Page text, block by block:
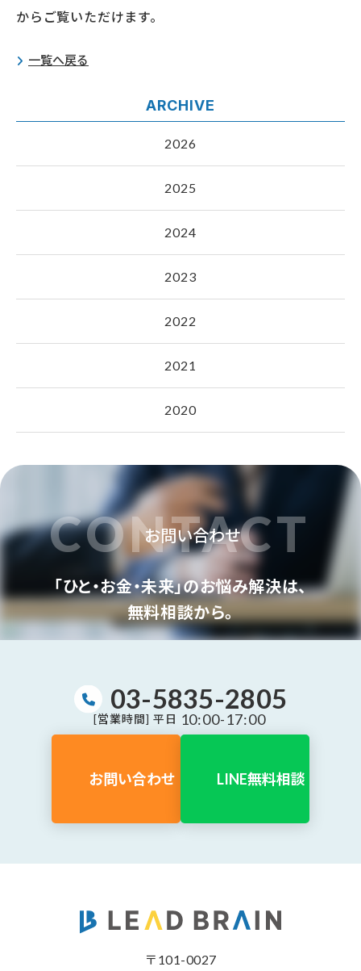
からご覧いただけます。
一覧へ戻る
ARCHIVE
2026
2025
2024
2023
2022
2021
2020
CONTACT
お問い合わせ
「ひと・お金・未来」のお悩み解決は、
無料相談から。
03-5835-2805
[営業時間] 平日 10:00-17:00
お問い合わせ LINE無料相談
〒101-0027